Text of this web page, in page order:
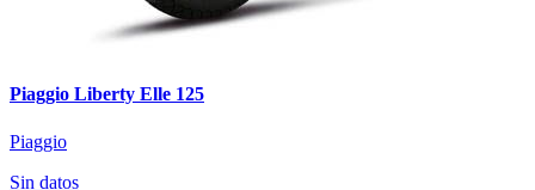
Piaggio Liberty Elle 125
Piaggio
Sin datos